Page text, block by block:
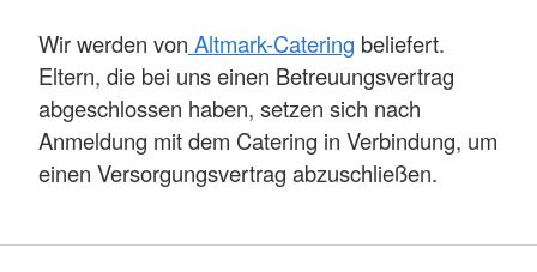
Wir werden von Altmark-Catering beliefert.
Eltern, die bei uns einen Betreuungsvertrag
abgeschlossen haben, setzen sich nach
Anmeldung mit dem Catering in Verbindung, um
einen Versorgungsvertrag abzuschließen.